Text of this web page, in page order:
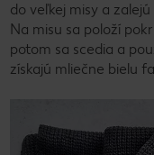
do veľkej misy a
Na misu sa položí
potom sa scedia a
získajú mliečne bielu